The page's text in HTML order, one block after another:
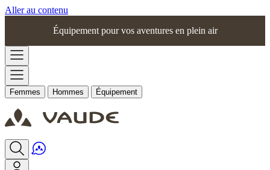
Aller au contenu
Équipement pour vos aventures en plein air
Femmes Hommes Équipement